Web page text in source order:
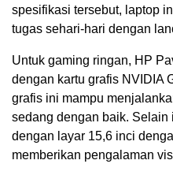
spesifikasi tersebut, laptop
tugas sehari-hari dengan
Untuk gaming ringan, HP
dengan kartu grafis NVIDIA
grafis ini mampu
sedang dengan baik.
dengan layar 15,6 inci
memberikan pengalaman